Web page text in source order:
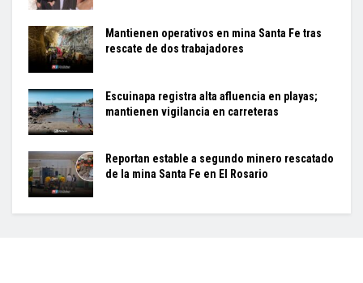
Mantienen operativos en mina Santa Fe tras
rescate de dos trabajadores
Escuinapa registra alta afluencia en playas;
mantienen vigilancia en carreteras
Reportan estable a segundo minero rescatado
de la mina Santa Fe en El Rosario